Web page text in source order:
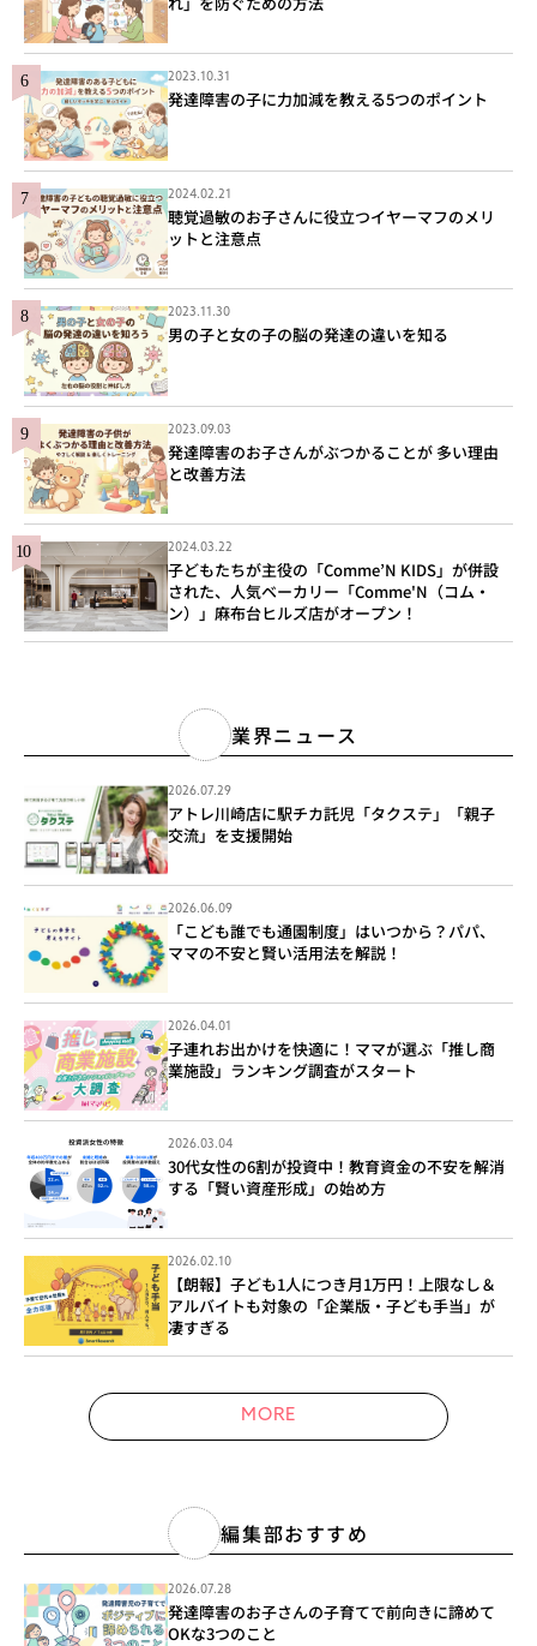
2023.10.31
発達障害の子に力加減を教える5つのポイント
2024.02.21
聴覚過敏のお子さんに役立つイヤーマフのメリ
ットと注意点
2023.11.30
男の子と女の子の脳の発達の違いを知る
2023.09.03
発達障害のお子さんがぶつかることが 多い理由
と改善方法
2024.03.22
子どもたちが主役の「Comme’N KIDS」が併設
された、人気ベーカリー「Comme'N（コム・
ン）」麻布台ヒルズ店がオープン！
業界ニュース
2026.07.29
アトレ川崎店に駅チカ託児「タクステ」「親子
交流」を支援開始
2026.06.09
「こども誰でも通園制度」はいつから？パパ、
ママの不安と賢い活用法を解説！
2026.04.01
子連れお出かけを快適に！ママが選ぶ「推し商
業施設」ランキング調査がスタート
2026.03.04
30代女性の6割が投資中！教育資金の不安を解消
する「賢い資産形成」の始め方
2026.02.10
【朗報】子ども1人につき月1万円！上限なし＆
アルバイトも対象の「企業版・子ども手当」が
凄すぎる
MORE
編集部おすすめ
2026.07.28
発達障害のお子さんの子育てで前向きに諦めて
OKな3つのこと